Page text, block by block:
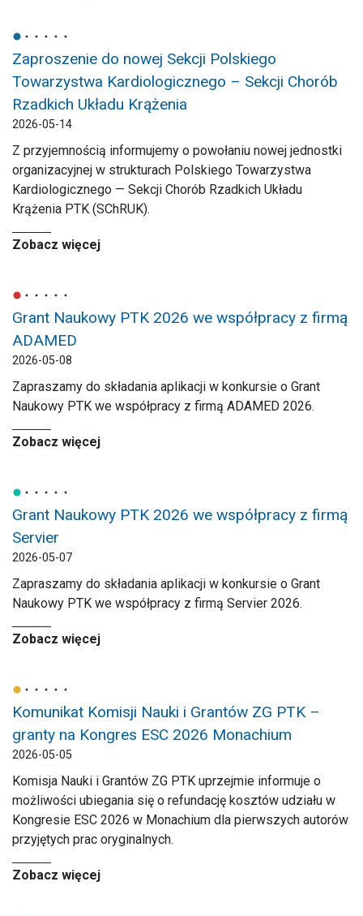
Zaproszenie do nowej Sekcji Polskiego
Towarzystwa Kardiologicznego – Sekcji Chorób
Rzadkich Układu Krążenia
2026-05-14
Z przyjemnością informujemy o powołaniu nowej jednostki
organizacyjnej w strukturach Polskiego Towarzystwa
Kardiologicznego — Sekcji Chorób Rzadkich Układu
Krążenia PTK (SChRUK).
Zobacz więcej
Grant Naukowy PTK 2026 we współpracy z firmą
ADAMED
2026-05-08
Zapraszamy do składania aplikacji w konkursie o Grant
Naukowy PTK we współpracy z firmą ADAMED 2026.
Zobacz więcej
Grant Naukowy PTK 2026 we współpracy z firmą
Servier
2026-05-07
Zapraszamy do składania aplikacji w konkursie o Grant
Naukowy PTK we współpracy z firmą Servier 2026.
Zobacz więcej
Komunikat Komisji Nauki i Grantów ZG PTK –
granty na Kongres ESC 2026 Monachium
2026-05-05
Komisja Nauki i Grantów ZG PTK uprzejmie informuje o
możliwości ubiegania się o refundację kosztów udziału w
Kongresie ESC 2026 w Monachium dla pierwszych autorów
przyjętych prac oryginalnych.
Zobacz więcej